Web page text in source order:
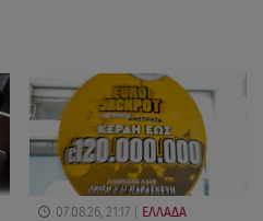
07.08.26, 21:17 ΕΛΛΑΔΑ